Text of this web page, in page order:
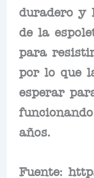
duradero y
de la
para
por lo que
esperar
años.
Fuente: